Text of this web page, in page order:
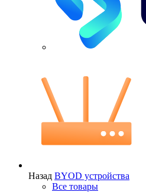
Назад BYOD устройства
Все товары